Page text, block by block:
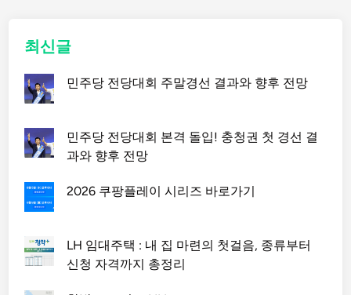
최신글
민주당 전당대회 주말경선 결과와 향후 전망
민주당 전당대회 본격 돌입! 충청권 첫 경선 결
과와 향후 전망
2026 쿠팡플레이 시리즈 바로가기
LH 임대주택 : 내 집 마련의 첫걸음, 종류부터
신청 자격까지 총정리